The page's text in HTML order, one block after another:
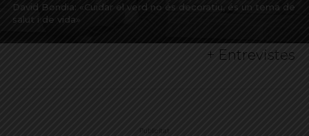
David Bondia: «Cuidar el verd no és decoratiu, és un tema de
salut i de vida»
+ Entrevistes
Publicitat